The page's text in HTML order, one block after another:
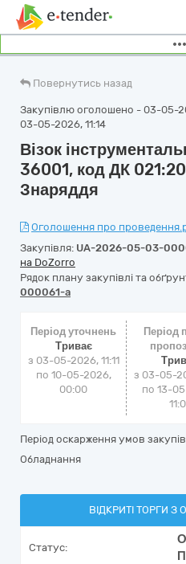
Повернутись назад
Закупівлю оголошено - 03-05-
03-05-2026, 11:14
Візок
36001, код ДК
Знаряддя
Оголошення про
Закупівля: UA-2026-05-03-
на DoZorro
Рядок плану закупівлі та
000061-a
Період уточнень
Триває
з 03-05-2026, 11:11
по 10-05-2026,
00:00
Період
з 03-05-
по 13-
Період оскарження умов
Обладнання
ВІДКРИТІ ТОРГИ
Статус: